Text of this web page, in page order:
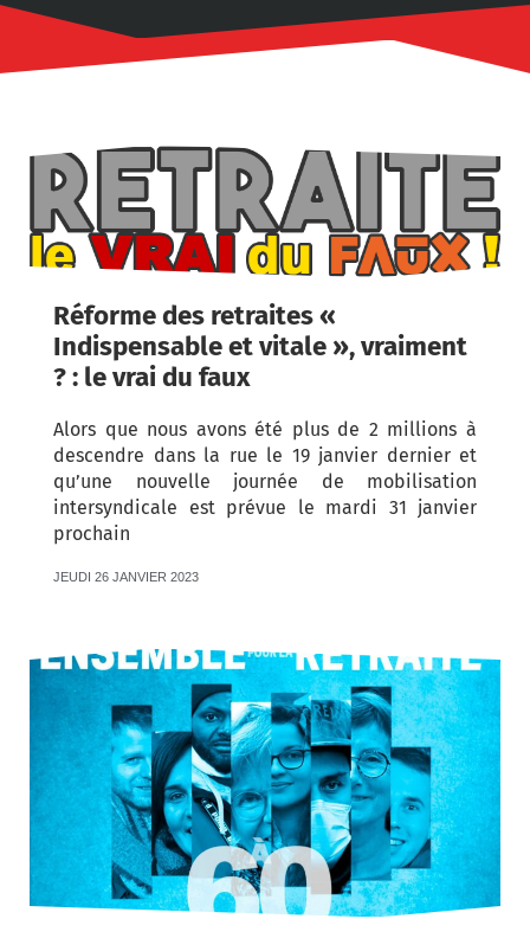
Réforme des retraites «
Indispensable et vitale », vraiment
? : le vrai du faux
Alors que nous avons été plus de 2 millions à
descendre dans la rue le 19 janvier dernier et
qu’une nouvelle journée de mobilisation
intersyndicale est prévue le mardi 31 janvier
prochain
JEUDI 26 JANVIER 2023